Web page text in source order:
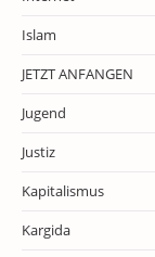
Islam
JETZT ANFANGEN
Jugend
Justiz
Kapitalismus
Kargida